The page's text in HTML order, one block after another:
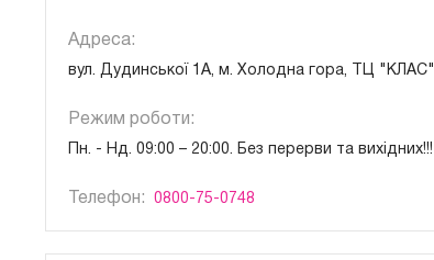
Адреса:
вул. Дудинської 1А, м. Холодна гора, ТЦ "КЛАС"
Режим роботи:
Пн. - Нд. 09:00 – 20:00. Без перерви та вихідних!!!
Телефон: 0800-75-0748